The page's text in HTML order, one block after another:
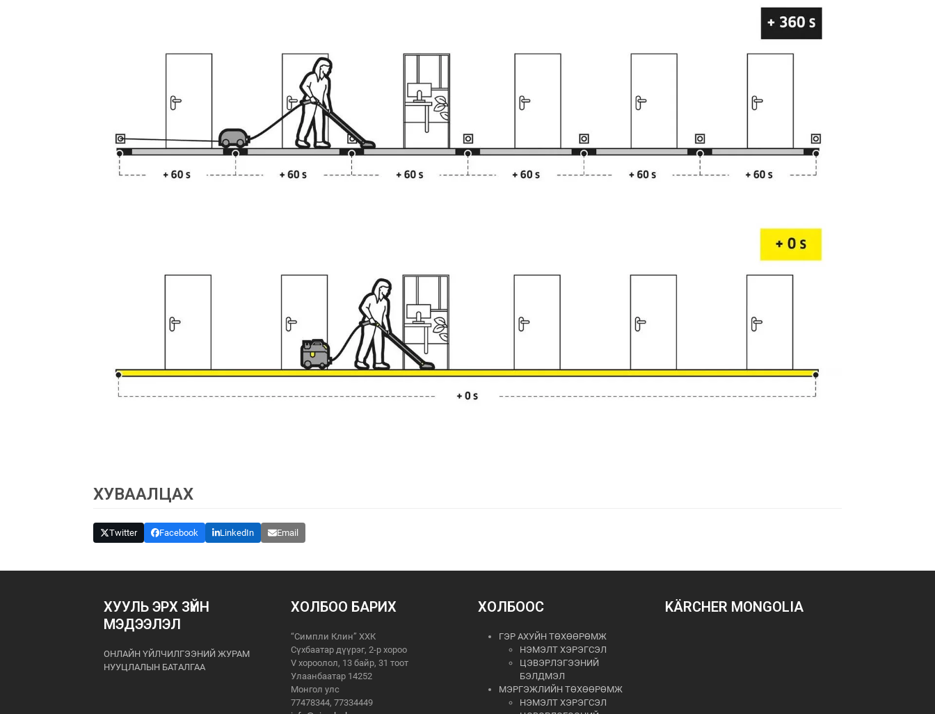
ХУВААЛЦАХ
Twitter Facebook LinkedIn Email
ХУУЛЬ ЭРХ ЗҮЙН
МЭДЭЭЛЭЛ
ОНЛАЙН ҮЙЛЧИЛГЭЭНИЙ ЖУРАМ
НУУЦЛАЛЫН БАТАЛГАА
ХОЛБОО БАРИХ
“Симпли Клин” ХХК
Сүхбаатар дүүрэг, 2-р хороо
V хороолол, 13 байр, 31 тоот
Улаанбаатар 14252
Монгол улс
77478344, 77334449
ХОЛБООС
ГЭР АХУЙН ТӨХӨӨРӨМЖ
НЭМЭЛТ ХЭРЭГСЭЛ
ЦЭВЭРЛЭГЭЭНИЙ
БЭЛДМЭЛ
МЭРГЭЖЛИЙН ТӨХӨӨРӨМЖ
НЭМЭЛТ ХЭРЭГСЭЛ
KÄRCHER MONGOLIA